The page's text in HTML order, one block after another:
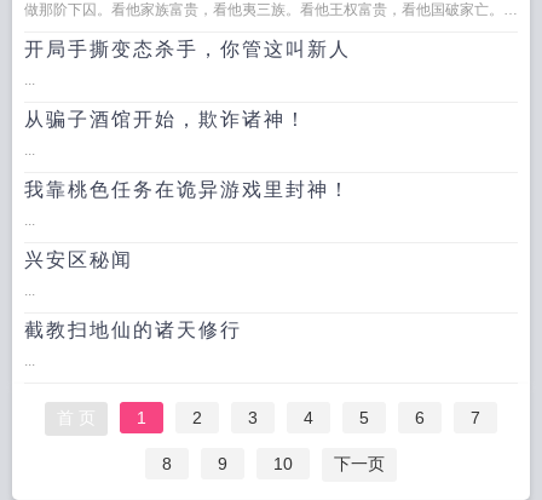
做那阶下囚。看他家族富贵，看他夷三族。看他王权富贵，看他国破家亡。变
开局手撕变态杀手，你管这叫新人
...
从骗子酒馆开始，欺诈诸神！
...
我靠桃色任务在诡异游戏里封神！
...
兴安区秘闻
...
截教扫地仙的诸天修行
...
首 页 1 2 3 4 5 6 7
8 9 10 下一页